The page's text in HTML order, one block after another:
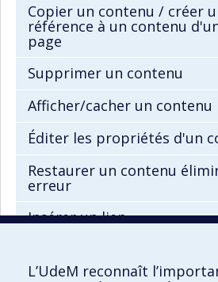
Copier un contenu / créer
référence à un contenu
page
Supprimer un contenu
Afficher/cacher un contenu
Éditer les propriétés d'un
Restaurer un contenu
erreur
Insérer un lien
L’UdeM reconnaît